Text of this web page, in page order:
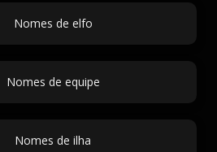
Nomes de elfo
Nomes de equipe
Nomes de ilha